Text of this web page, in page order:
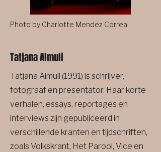
Photo by Charlotte Mendez Correa
Tatjana Almuli
Tatjana Almuli (1991) is schrijver,
fotograaf en presentator. Haar korte
verhalen, essays, reportages en
interviews zijn gepubliceerd in
verschillende kranten en tijdschriften,
zoals Volkskrant, Het Parool, Vice en